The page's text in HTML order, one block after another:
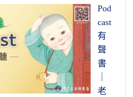
Pod
cast
有
聲
書
老